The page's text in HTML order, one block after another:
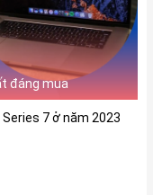
vẻ ngoài mạnh mẽ,
16 inch M4 Pro
biến với những người
lịch, tinh khiết và
M4 Pro 2025 màu
nhã và dễ dàng hòa
đáng mua
7 ở năm 2023